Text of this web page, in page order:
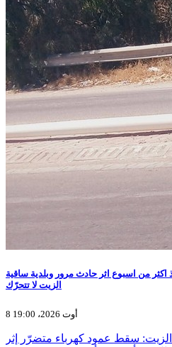
من اسبوع اثر حادث مرور وبلدية ساقية
الزيت لا تتحرّك
8 أوت 2026، 19:00
11 – ساقية الزيت: سقط عمود كهرباء متضرّر إثر